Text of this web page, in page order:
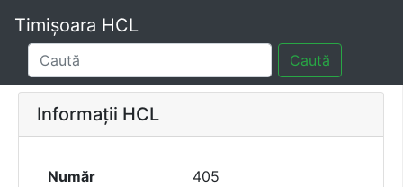
Timișoara HCL
Caută
Informații HCL
Număr 405